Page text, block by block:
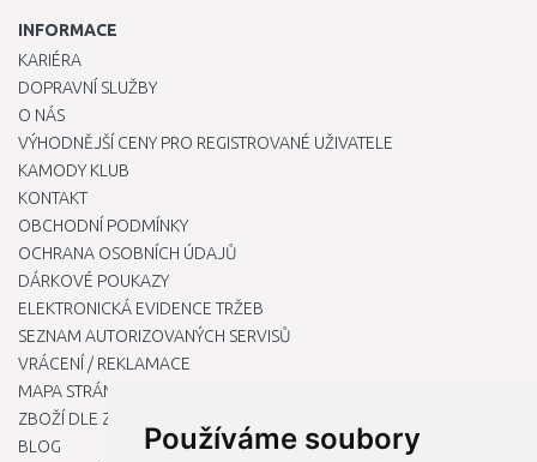
Používáme soubory
INFORMACE
KARIÉRA
DOPRAVNÍ SLUŽBY
O NÁS
VÝHODNĚJŠÍ CENY PRO REGISTROVANÉ UŽIVATELE
KAMODY KLUB
KONTAKT
OBCHODNÍ PODMÍNKY
OCHRANA OSOBNÍCH ÚDAJŮ
DÁRKOVÉ POUKAZY
ELEKTRONICKÁ EVIDENCE TRŽEB
SEZNAM AUTORIZOVANÝCH SERVISŮ
VRÁCENÍ / REKLAMACE
MAPA STRÁNKY
ZBOŽÍ DLE ZNAČEK
BLOG